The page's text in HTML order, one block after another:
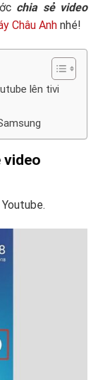
chia sẻ video
Châu Anh nhé!
lên tivi
video